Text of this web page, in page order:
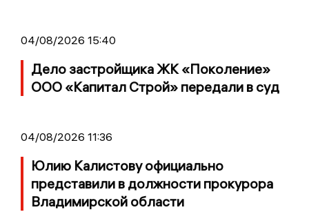
04/08/2026 15:40
Дело застройщика ЖК «Поколение»
ООО «Капитал Строй» передали в суд
04/08/2026 11:36
Юлию Калистову официально
представили в должности прокурора
Владимирской области